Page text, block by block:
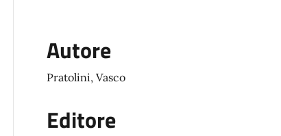
Autore
Pratolini, Vasco
Editore